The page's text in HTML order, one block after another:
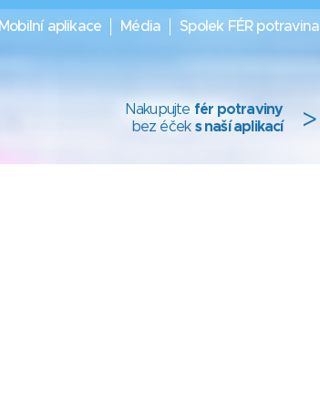
Mobilní aplikace Média Spolek FÉR potravina
Nakupujte fér potraviny
bez éček s naší aplikací >